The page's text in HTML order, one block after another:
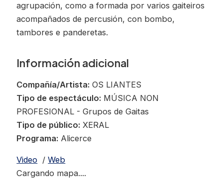
agrupación, como a formada por varios gaiteiros
acompañados de percusión, con bombo,
tambores e panderetas.
Información adicional
Compañía/Artista: OS LIANTES
Tipo de espectáculo: MÚSICA NON
PROFESIONAL - Grupos de Gaitas
Tipo de público: XERAL
Programa: Alicerce
Video /Web
Cargando mapa....